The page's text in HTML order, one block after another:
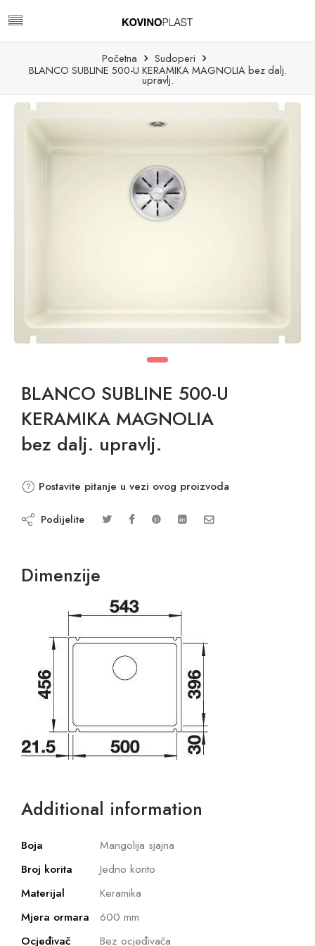
Početna
Sudoperi
BLANCO SUBLINE 500-U KERAMIKA MAGNOLIA bez dalj.
upravlj.
BLANCO SUBLINE 500-U
KERAMIKA MAGNOLIA
bez dalj. upravlj.
Postavite pitanje u vezi ovog proizvoda
Podijelite
Dimenzije
Additional information
Boja
Mangolija sjajna
Broj korita
Jedno korito
Materijal
Keramika
Mjera ormara
600 mm
Ocjeđivač
Bez ocjeđivača